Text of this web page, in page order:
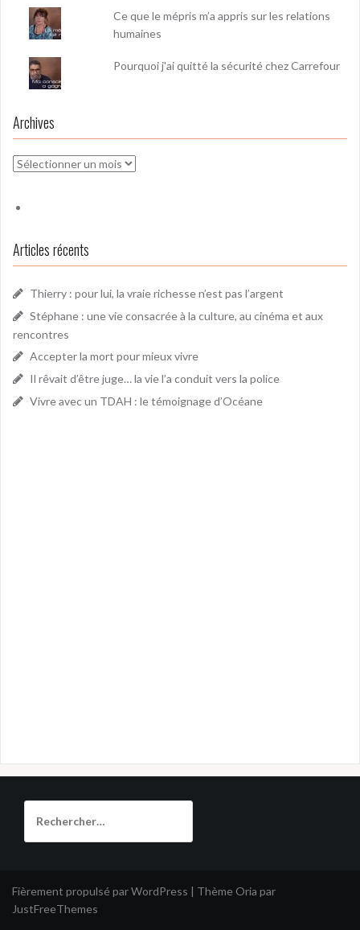
Ce que le mépris m’a appris sur les relations
humaines
Pourquoi j'ai quitté la sécurité chez Carrefour
Archives
Archives
Articles récents
Thierry : pour lui, la vraie richesse n’est pas l’argent
Stéphane : une vie consacrée à la culture, au cinéma et aux
rencontres
Accepter la mort pour mieux vivre
Il rêvait d’être juge… la vie l’a conduit vers la police
Vivre avec un TDAH : le témoignage d’Océane
Fièrement propulsé par WordPress | Thème Oria par
JustFreeThemes